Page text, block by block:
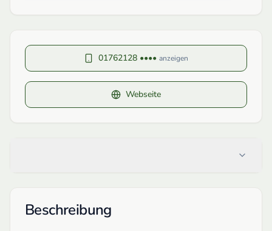
01762128 •••• anzeigen
Webseite
Beschreibung